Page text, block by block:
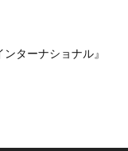
ンターナショナル』